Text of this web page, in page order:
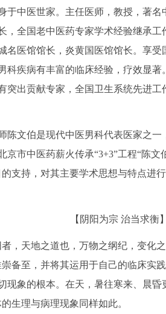
于中医世家。主任医师，教授，著
，全国老中医药专家学术经验继承
名医馆馆长，炎黄国医馆馆长。享
科疾病有丰富的临床经验，疗效显
突出贡献专家，全国卫生系统先进
文伯是现代中医男科代表医家之一
京市中医药薪火传承“3+3”工程“陈
支持，对其主要学术思想与特点进
【阴阳为宗 治当求衡】
，天地之道也，万物之纲纪，变化
备至，并将其运用于自己的临床实
现象的根本。在天，暑往寒来、晨
生理与病理现象同样如此。